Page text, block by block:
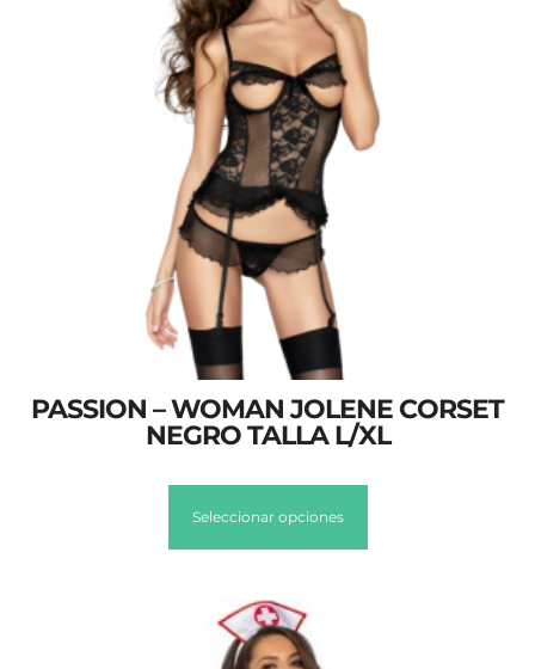
PASSION – WOMAN JOLENE CORSET
NEGRO TALLA L/XL
Seleccionar opciones